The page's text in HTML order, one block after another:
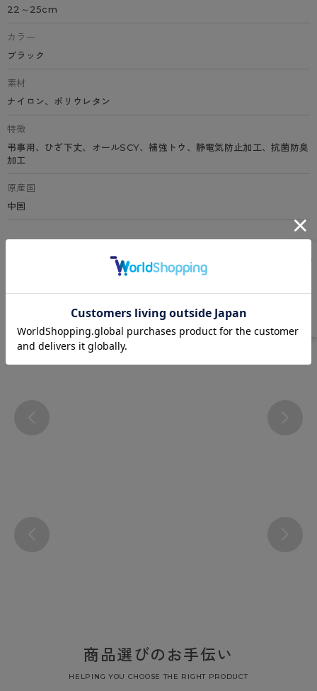
22～25cm
カラー
ブラック
素材
ナイロン、ポリウレタン
特徴
弔事用、ひざ下丈、オールSCY、補強トウ、静電気防止加工、抗菌防臭
加工
原産国
中国
洗濯表示について
Instagram
@atsugi_official_webshop
商品選びのお手伝い
HELPING YOU CHOOSE THE RIGHT PRODUCT